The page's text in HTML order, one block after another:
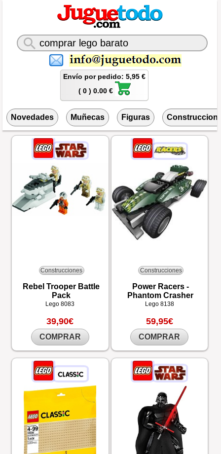
Envío por pedido: 5,95 €
( 0 ) 0.00 €
Novedades Muñecas Figuras
Construcciones
Rebel Trooper Battle
Pack
Lego8083
39,90€
COMPRAR
Construcciones
Power Racers -
Phantom Crasher
Lego 8138
59,95€
COMPRAR